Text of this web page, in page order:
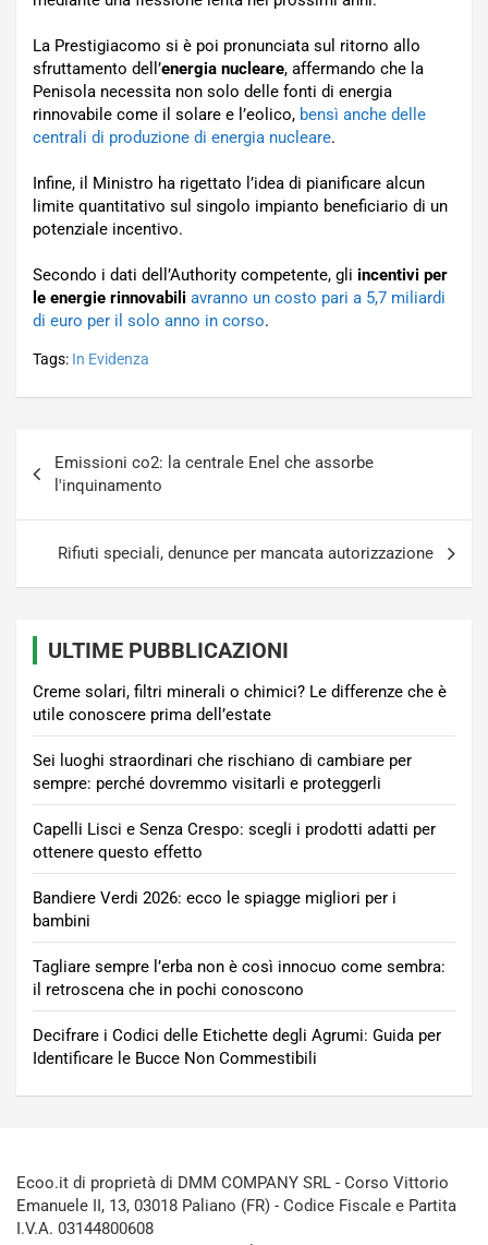
La Prestigiacomo si è poi pronunciata sul ritorno allo
sfruttamento dell’energia nucleare, affermando che la
Penisola necessita non solo delle fonti di energia
rinnovabile come il solare e l’eolico, bensì anche delle
centrali di produzione di energia nucleare.
Infine, il Ministro ha rigettato l’idea di pianificare alcun
limite quantitativo sul singolo impianto beneficiario di un
potenziale incentivo.
Secondo i dati dell’Authority competente, gli incentivi per
le energie rinnovabili avranno un costo pari a 5,7 miliardi
di euro per il solo anno in corso.
Tags: In Evidenza
articoli
Emissioni co2: la centrale Enel che assorbe
l'inquinamento
Rifiuti speciali, denunce per mancata autorizzazione
ULTIME PUBBLICAZIONI
Creme solari, filtri minerali o chimici? Le differenze che è
utile conoscere prima dell’estate
Sei luoghi straordinari che rischiano di cambiare per
sempre: perché dovremmo visitarli e proteggerli
Capelli Lisci e Senza Crespo: scegli i prodotti adatti per
ottenere questo effetto
Bandiere Verdi 2026: ecco le spiagge migliori per i
bambini
Tagliare sempre l’erba non è così innocuo come sembra:
il retroscena che in pochi conoscono
Decifrare i Codici delle Etichette degli Agrumi: Guida per
Identificare le Bucce Non Commestibili
Ecoo.it di proprietà di DMM COMPANY SRL - Corso Vittorio
Emanuele II, 13, 03018 Paliano (FR) - Codice Fiscale e Partita
I.V.A. 03144800608